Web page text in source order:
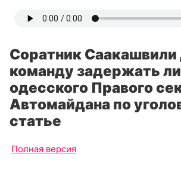
Соратник Саакашвили
команду задержать
одесского Правого
Автомайдана по
статье
Полная версия